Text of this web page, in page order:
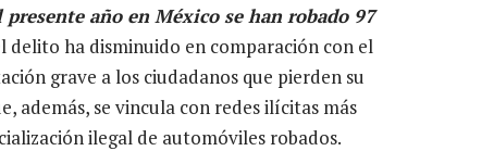
año en México se han robado 97
delito ha disminuido en comparación con el
grave a los ciudadanos que pierden su
además, se vincula con redes ilícitas más
ilegal de automóviles robados.